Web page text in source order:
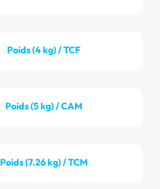
Poids (4 kg) / TCF
Poids (5 kg) / CAM
Poids (7.26 kg) / TCM